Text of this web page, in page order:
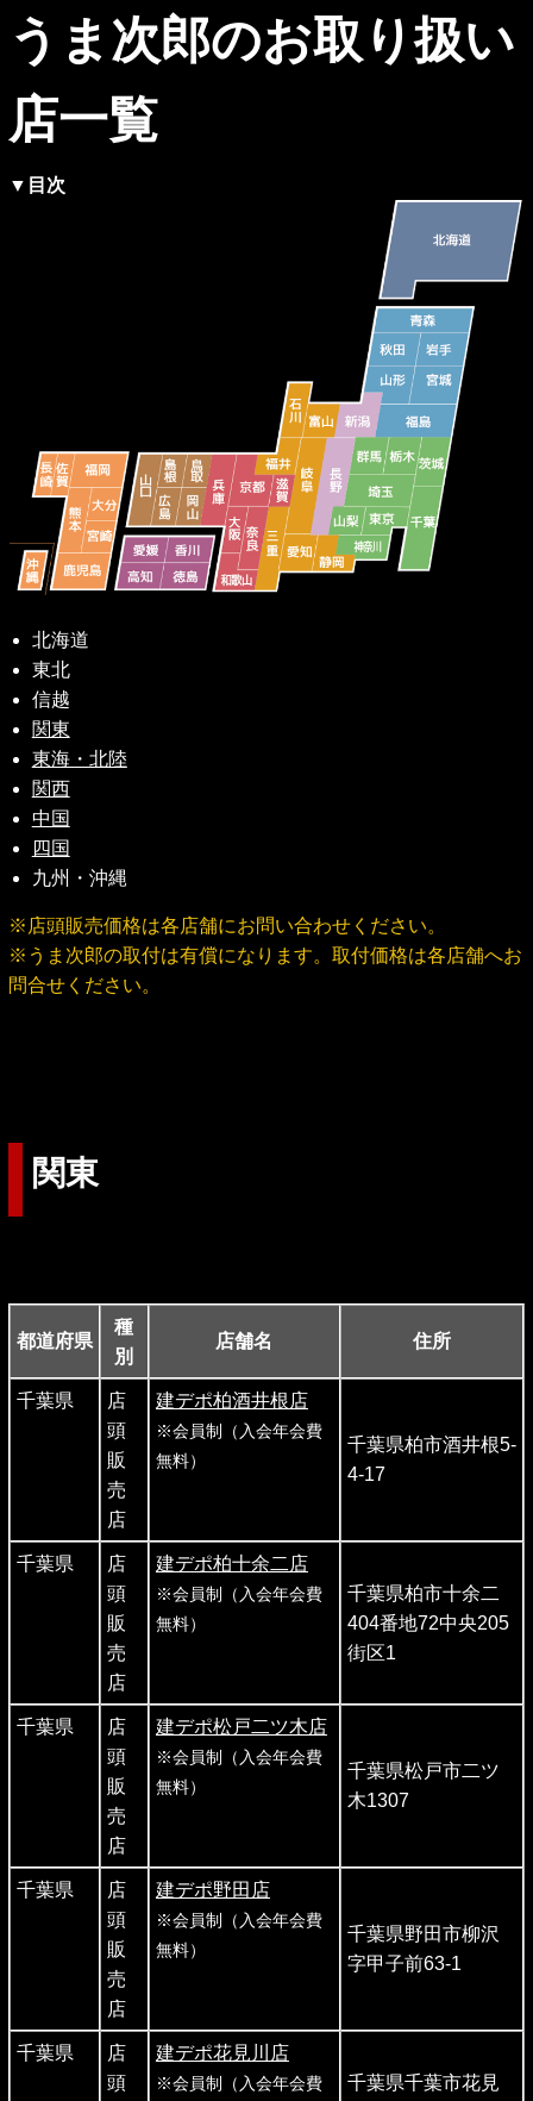
うま次郎のお取り扱い
店一覧
▼目次
北海道
東北
信越
関東
東海・北陸
関西
中国
四国
九州・沖縄
※店頭販売価格は各店舗にお問い合わせください。
※うま次郎の取付は有償になります。取付価格は各店舗へお
問合せください。
関東
都道府県
種
別
店舗名 住所
千葉県
店
頭
販
売
店
建デポ柏酒井根店
※会員制（入会年会費
無料）
千葉県柏市酒井根5-
4-17
千葉県
店
頭
販
売
店
建デポ柏十余二店
※会員制（入会年会費
無料）
千葉県柏市十余二
404番地72中央205
街区1
千葉県
店
頭
販
売
店
建デポ松戸二ツ木店
※会員制（入会年会費
無料）
千葉県松戸市二ツ
木1307
千葉県
店
頭
販
売
店
建デポ野田店
※会員制（入会年会費
無料）
千葉県野田市柳沢
字甲子前63-1
千葉県
店
頭
建デポ花見川店
※会員制（入会年会費
千葉県千葉市花見